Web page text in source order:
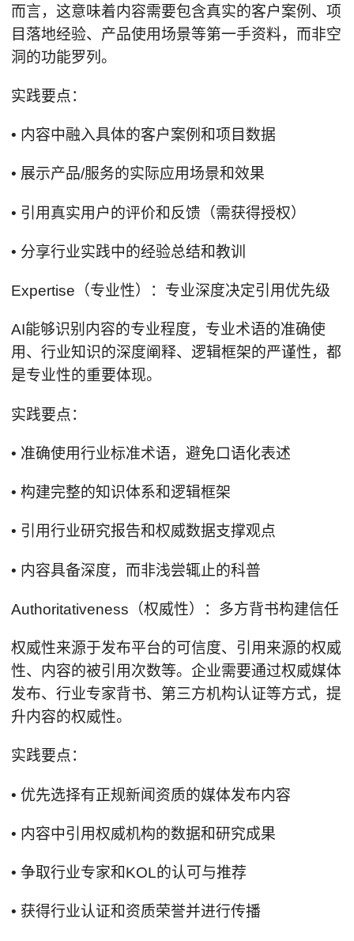
而言，这意味着内容需要包含真实的客户案例、项
目落地经验、产品使用场景等第一手资料，而非空
洞的功能罗列。
实践要点：
• 内容中融入具体的客户案例和项目数据
• 展示产品/服务的实际应用场景和效果
• 引用真实用户的评价和反馈（需获得授权）
• 分享行业实践中的经验总结和教训
Expertise（专业性）：专业深度决定引用优先级
AI能够识别内容的专业程度，专业术语的准确使
用、行业知识的深度阐释、逻辑框架的严谨性，都
是专业性的重要体现。
实践要点：
• 准确使用行业标准术语，避免口语化表述
• 构建完整的知识体系和逻辑框架
• 引用行业研究报告和权威数据支撑观点
• 内容具备深度，而非浅尝辄止的科普
Authoritativeness（权威性）：多方背书构建信任
权威性来源于发布平台的可信度、引用来源的权威
性、内容的被引用次数等。企业需要通过权威媒体
发布、行业专家背书、第三方机构认证等方式，提
升内容的权威性。
实践要点：
• 优先选择有正规新闻资质的媒体发布内容
• 内容中引用权威机构的数据和研究成果
• 争取行业专家和KOL的认可与推荐
• 获得行业认证和资质荣誉并进行传播